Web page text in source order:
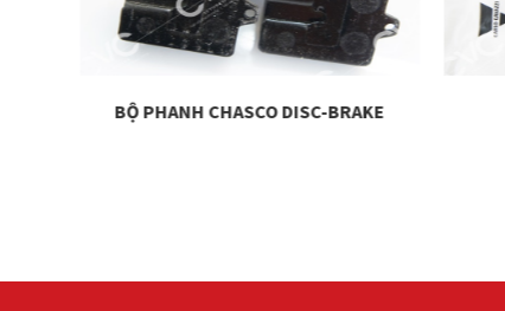
BỘ PHANH CHASCO DISC-BRAKE